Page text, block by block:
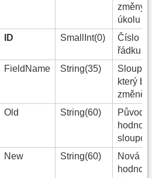
změny
úkolu
ID SmallInt(0)
Číslo
řádku
FieldName String(35)
který byl
změněn
Old String(60)
Původní
hodnota
sloupce
New String(60)
Nová
hodnota